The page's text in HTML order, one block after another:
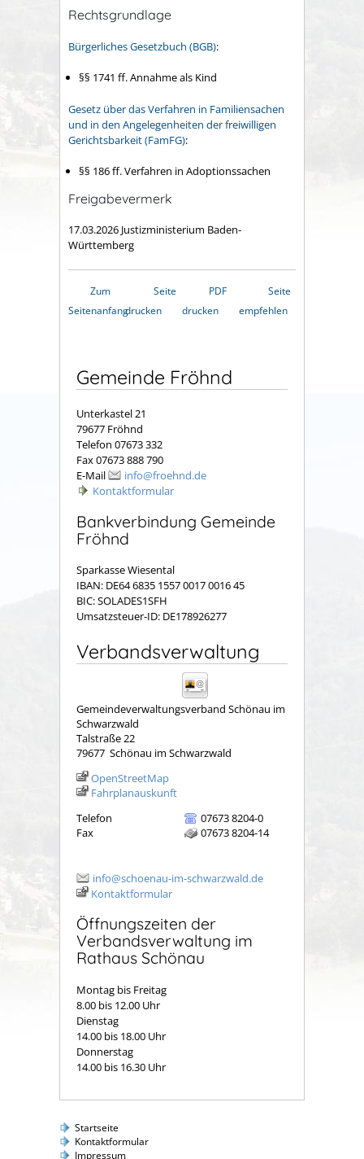
Rechtsgrundlage
Bürgerliches Gesetzbuch (BGB):
§§ 1741 ff. Annahme als Kind
Gesetz über das Verfahren in Familiensachen
und in den Angelegenheiten der freiwilligen
Gerichtsbarkeit (FamFG):
§§ 186 ff. Verfahren in Adoptionssachen
Freigabevermerk
17.03.2026 Justizministerium Baden-
Württemberg
Zum
Seitenanfang
Seite
drucken
PDF
drucken
Seite
empfehlen
Gemeinde Fröhnd
Unterkastel 21
79677 Fröhnd
Telefon 07673 332
Fax 07673 888 790
E-Mail
info@froehnd.de
Kontaktformular
Bankverbindung Gemeinde
Fröhnd
Sparkasse Wiesental
IBAN: DE64 6835 1557 0017 0016 45
BIC: SOLADES1SFH
Umsatzsteuer-ID: DE178926277
Verbandsverwaltung
Gemeindeverwaltungsverband Schönau im
Schwarzwald
Talstraße 22
79677 Schönau im Schwarzwald
OpenStreetMap
Fahrplanauskunft
Telefon
07673 8204-0
Fax
07673 8204-14
info@schoenau-im-schwarzwald.de
Kontaktformular
Öffnungszeiten der
Verbandsverwaltung im
Rathaus Schönau
Montag bis Freitag
8.00 bis 12.00 Uhr
Dienstag
14.00 bis 18.00 Uhr
Donnerstag
14.00 bis 16.30 Uhr
Startseite
Kontaktformular
Impressum